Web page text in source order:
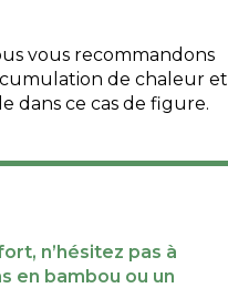
vous recommandons
de chaleur et
dans ce cas de figure.
n’hésitez pas à
en bambou ou un